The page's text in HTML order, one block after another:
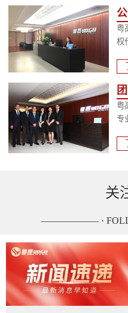
粤
权
粤
专
关
—————— ·